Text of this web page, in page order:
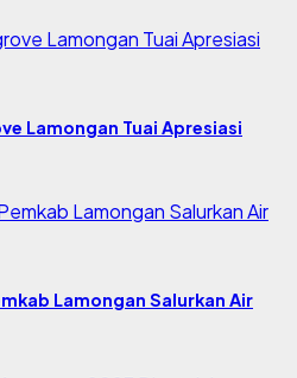
Lamongan Tuai Apresiasi
Lamongan Salurkan Air